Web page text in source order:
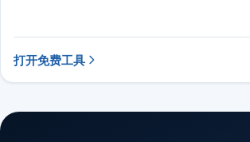
打开免费工具